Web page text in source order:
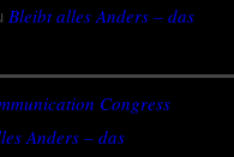
Bleibt alles Anders – das
Congress
Anders – das